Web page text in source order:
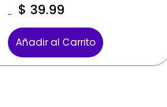
$ 39.99
Añadir al Carrito